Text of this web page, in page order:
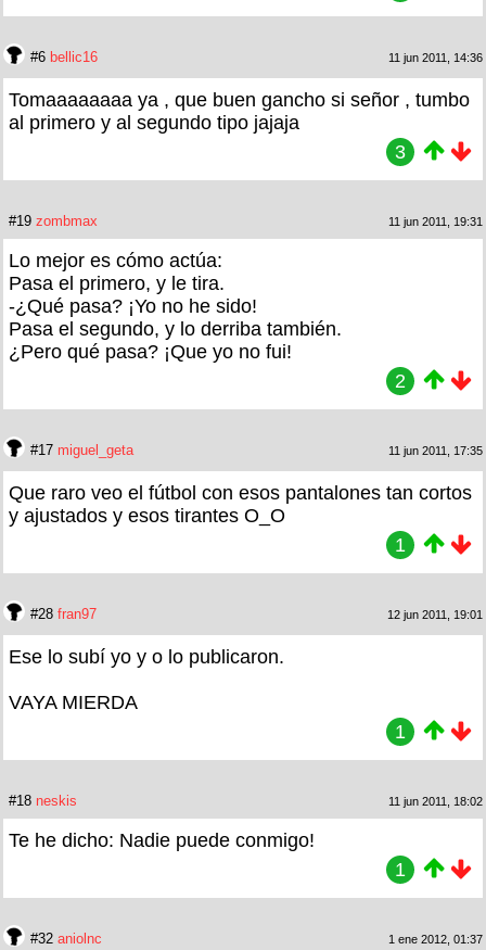
#6 bellic16 11 jun 2011, 14:36
Tomaaaaaaaa ya , que buen gancho si señor , tumbo
al primero y al segundo tipo jajaja
3
#19 zombmax 11 jun 2011, 19:31
Lo mejor es cómo actúa:
Pasa el primero, y le tira.
-¿Qué pasa? ¡Yo no he sido!
Pasa el segundo, y lo derriba también.
¿Pero qué pasa? ¡Que yo no fui!
2
#17 miguel_geta 11 jun 2011, 17:35
Que raro veo el fútbol con esos pantalones tan cortos
y ajustados y esos tirantes O_O
1
#28 fran97 12 jun 2011, 19:01
Ese lo subí yo y o lo publicaron.
VAYA MIERDA
1
#18 neskis 11 jun 2011, 18:02
Te he dicho: Nadie puede conmigo!
1
#32 aniolnc 1 ene 2012, 01:37